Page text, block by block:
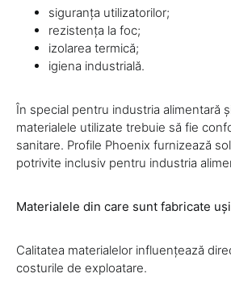
siguranța utilizatorilor;
rezistența la foc;
izolarea termică;
igiena industrială.
În special pentru industria alimentară
materialele utilizate trebuie să fie
sanitare. Profile Phoenix furnizează
potrivite inclusiv pentru industria
Materialele din care sunt fabricate
Calitatea materialelor influențează
costurile de exploatare.